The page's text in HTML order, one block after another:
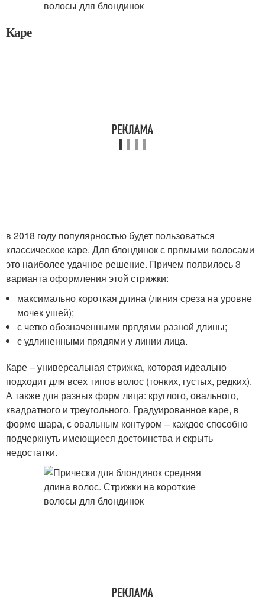
Каре
в 2018 году популярностью будет пользоваться
классическое каре. Для блондинок с прямыми волосами
это наиболее удачное решение. Причем появилось 3
варианта оформления этой стрижки:
максимально короткая длина (линия среза на уровне
мочек ушей);
с четко обозначенными прядями разной длины;
с удлиненными прядями у линии лица.
Каре – универсальная стрижка, которая идеально
подходит для всех типов волос (тонких, густых, редких).
А также для разных форм лица: круглого, овального,
квадратного и треугольного. Градуированное каре, в
форме шара, с овальным контуром – каждое способно
подчеркнуть имеющиеся достоинства и скрыть
недостатки.